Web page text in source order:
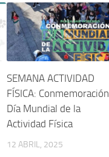
SEMANA ACTIVIDAD
FÍSICA: Conmemoración
Día Mundial de la
Actividad Física
12 ABRIL, 2025